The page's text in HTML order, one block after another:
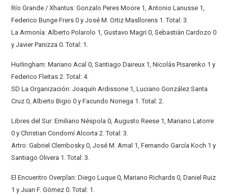
Río Grande / Xhantus: Gonzalo Peres Moore 1, Antonio Lanusse 1,
Federico Bunge Frers 0 y José M. Ortiz Masllorens 1. Total: 3.
La Armonía: Alberto Polarolo 1, Gustavo Magri 0, Sebastián Cardozo 0
y Javier Panizza 0. Total: 1.
Hurlingham: Mariano Acal 0, Santiago Daireux 1, Nicolás Pisarenko 1 y
Federico Fleitas 2. Total: 4.
SD La Organización: Joaquín Ardissone 1, Luciano González Santa
Cruz 0, Alberto Bigio 0 y Facundo Noriega 1. Total: 2.
Libres del Sur: Emiliano Néspola 0, Augusto Reese 1, Mariano Latorre
0 y Christian Condomí Alcorta 2. Total: 3.
Artro: Gabriel Clembosky 0, José M. Arnal 1, Fernando García Koch 1 y
Santiago Olivera 1. Total: 3.
El Encuentro Overplan: Diego Luque 0, Mariano Richards 0, Daniel Ruiz
1 y Juan F. Gómez 0. Total: 1.